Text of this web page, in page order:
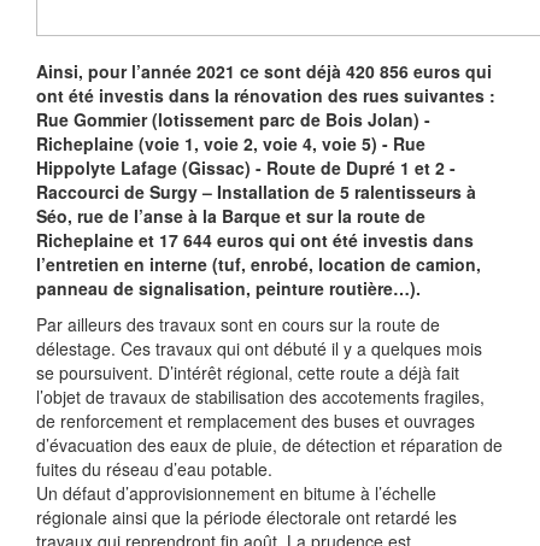
Ainsi, pour l’année 2021 ce sont déjà 420 856 euros qui
ont été investis dans la rénovation des rues suivantes :
Rue Gommier (lotissement parc de Bois Jolan) -
Richeplaine (voie 1, voie 2, voie 4, voie 5) - Rue
Hippolyte Lafage (Gissac) - Route de Dupré 1 et 2 -
Raccourci de Surgy – Installation de 5 ralentisseurs à
Séo, rue de l’anse à la Barque et sur la route de
Richeplaine et 17 644 euros qui ont été investis dans
l’entretien en interne (tuf, enrobé, location de camion,
panneau de signalisation, peinture routière…).
Par ailleurs des travaux sont en cours sur la route de
délestage. Ces travaux qui ont débuté il y a quelques mois
se poursuivent. D’intérêt régional, cette route a déjà fait
l’objet de travaux de stabilisation des accotements fragiles,
de renforcement et remplacement des buses et ouvrages
d’évacuation des eaux de pluie, de détection et réparation de
fuites du réseau d’eau potable.
Un défaut d’approvisionnement en bitume à l’échelle
régionale ainsi que la période électorale ont retardé les